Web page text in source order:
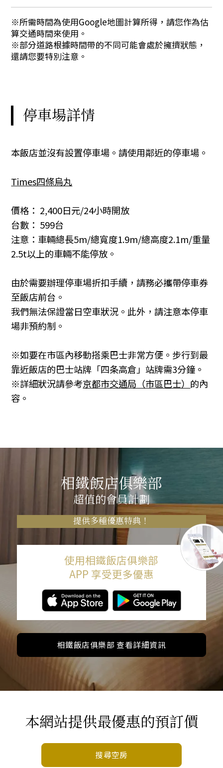
※所需時間為使用Google地圖計算所得，請您作為估
算交通時間來使用。
※部分道路根據時間帶的不同可能會處於擁擠狀態，
還請您要特別注意。
停車場詳情
本飯店並沒有設置停車場。請使用鄰近的停車場。
Times四條烏丸
價格： 2,400日元/24小時開放
台數： 599台
注意：車輛總長5m/總寬度1.9m/總高度2.1m/重量
2.5t以上的車輛不能停放。
由於需要辦理停車場折扣手續，請務必攜帶停車券
至飯店前台。
我們無法保證當日空車狀況。此外，請注意本停車
場非預約制。
※如要在市區內移動搭乘巴士非常方便。步行到最
靠近飯店的巴士站牌「四条高倉」站牌需3分鐘。
※詳細狀況請參考京都市交通局（市區巴士） 的內
容。
相鐵飯店俱樂部
超值的會員計劃
提供多種優惠特典！
使用相鐵飯店俱樂部
APP 享受更多優惠
相鐵飯店俱樂部 查看詳細資訊
本網站提供最優惠的預訂價
搜尋空房